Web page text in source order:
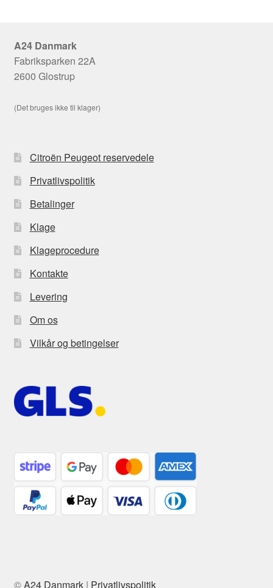
A24 Danmark
Fabriksparken 22A
2600 Glostrup
(Det bruges ikke til klager)
Citroën Peugeot reservedele
Privatlivspolitik
Betalinger
Klage
Klageprocedure
Kontakte
Levering
Om os
Vilkår og betingelser
©A24 Danmark| Privatlivspolitik